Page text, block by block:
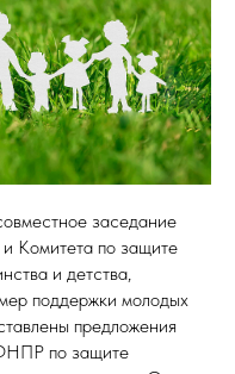
заседание
Комитета по защите
и детства,
поддержки молодых
предложения
по защите